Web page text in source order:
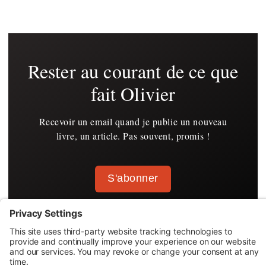
Rester au courant de ce que
fait Olivier
Recevoir un email quand je publie un nouveau
livre, un article. Pas souvent, promis !
S'abonner
SUIVEZ OLIVIER